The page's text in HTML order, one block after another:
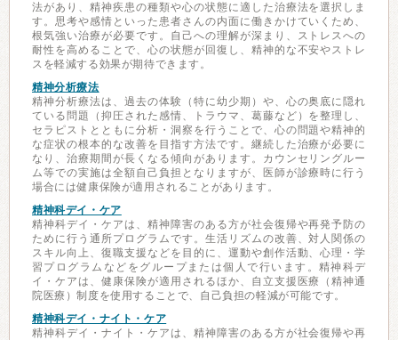
法があり、精神疾患の種類や心の状態に適した治療法を選択しま
す。思考や感情といった患者さんの内面に働きかけていくため、
根気強い治療が必要です。自己への理解が深まり、ストレスへの
耐性を高めることで、心の状態が回復し、精神的な不安やストレ
スを軽減する効果が期待できます。
精神分析療法
精神分析療法は、過去の体験（特に幼少期）や、心の奥底に隠れ
ている問題（抑圧された感情、トラウマ、葛藤など）を整理し、
セラピストとともに分析・洞察を行うことで、心の問題や精神的
な症状の根本的な改善を目指す方法です。継続した治療が必要に
なり、治療期間が長くなる傾向があります。カウンセリングルー
ム等での実施は全額自己負担となりますが、医師が診療時に行う
場合には健康保険が適用されることがあります。
精神科デイ・ケア
精神科デイ・ケアは、精神障害のある方が社会復帰や再発予防の
ために行う通所プログラムです。生活リズムの改善、対人関係の
スキル向上、復職支援などを目的に、運動や創作活動、心理・学
習プログラムなどをグループまたは個人で行います。精神科デ
イ・ケアは、健康保険が適用されるほか、自立支援医療（精神通
院医療）制度を使用することで、自己負担の軽減が可能です。
精神科デイ・ナイト・ケア
精神科デイ・ナイト・ケアは、精神障害のある方が社会復帰や再